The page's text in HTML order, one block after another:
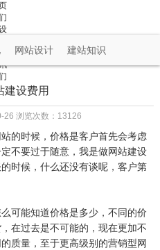
网站设计 建站知识
建设费用
26 浏览次数：13126
的时候，价格是客户首先会考虑
不要过于随意，我是做网站建设
时候，什么还没有谈呢，客户第
可能知道价格是多少，不同的价
在过去是不可能的，现在更加不
质量，至于更高级别的营销型网